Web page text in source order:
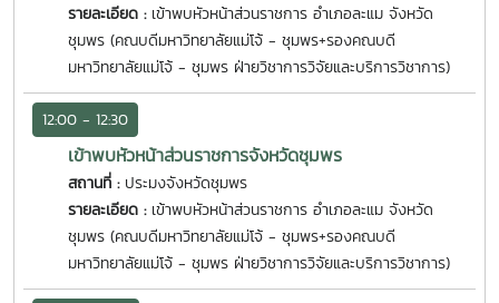
รายละเอียด : เข้าพบหัวหน้าส่วนราชการ อำเภอละแม จังหวัด
ชุมพร (คณบดีมหาวิทยาลัยแม่โจ้ - ชุมพร+รองคณบดี
มหาวิทยาลัยแม่โจ้ - ชุมพร ฝ่ายวิชาการวิจัยและบริการวิชาการ)
12:00 - 12:30
เข้าพบหัวหน้าส่วนราชการจังหวัดชุมพร
สถานที่ : ประมงจังหวัดชุมพร
รายละเอียด : เข้าพบหัวหน้าส่วนราชการ อำเภอละแม จังหวัด
ชุมพร (คณบดีมหาวิทยาลัยแม่โจ้ - ชุมพร+รองคณบดี
มหาวิทยาลัยแม่โจ้ - ชุมพร ฝ่ายวิชาการวิจัยและบริการวิชาการ)